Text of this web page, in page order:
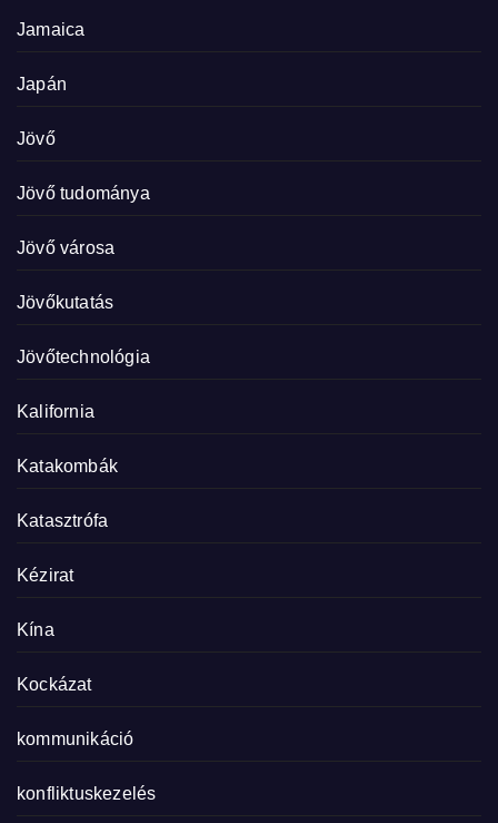
Jamaica
Japán
Jövő
Jövő tudománya
Jövő városa
Jövőkutatás
Jövőtechnológia
Kalifornia
Katakombák
Katasztrófa
Kézirat
Kína
Kockázat
kommunikáció
konfliktuskezelés